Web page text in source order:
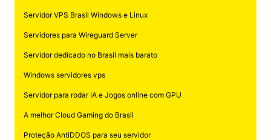
Servidor VPS Brasil Windows e Linux
Servidores para Wireguard Server
Servidor dedicado no Brasil mais barato
Windows servidores vps
Servidor para rodar IA e Jogos online com GPU
A melhor Cloud Gaming do Brasil
Proteção AntiDDOS para seu servidor